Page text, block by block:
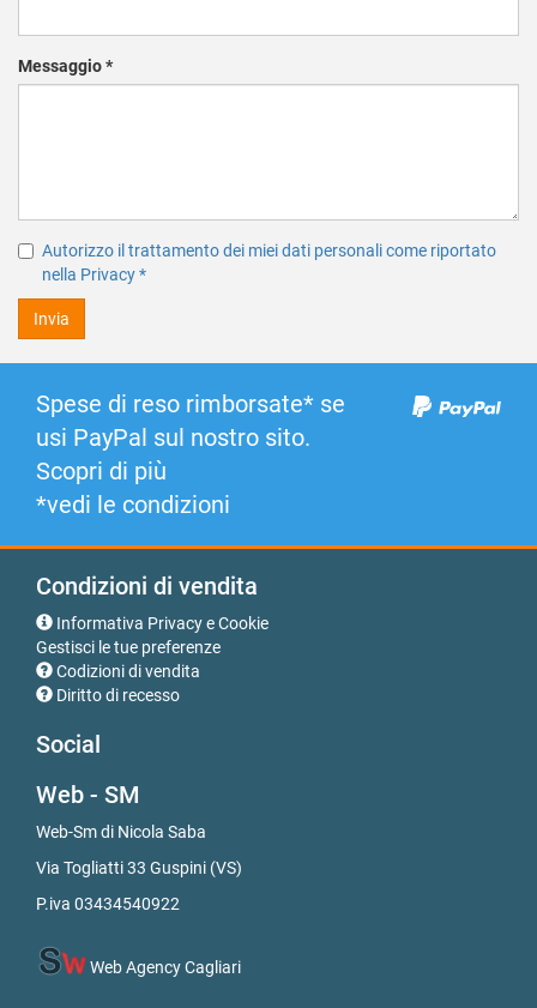
Messaggio*
Autorizzo il trattamento dei miei dati personali come riportato
nella Privacy*
Invia
Spese di reso rimborsate* se
usi PayPal sul nostro sito.
Scopri di più
*vedi le condizioni
Condizioni di vendita
Informativa Privacy e Cookie
Gestisci le tue preferenze
Codizioni di vendita
Diritto di recesso
Social
Web - SM
Web-Sm di Nicola Saba
Via Togliatti 33 Guspini (VS)
P.iva 03434540922
Web Agency Cagliari